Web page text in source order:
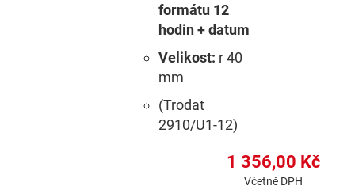
formátu 12
hodin + datum
Velikost: r 40
mm
(Trodat
2910/U1-12)
1 356,00 Kč
Včetně DPH